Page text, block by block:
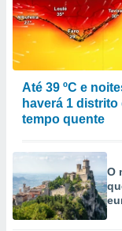
Até 39 ºC e
haverá 1
tempo quente
O